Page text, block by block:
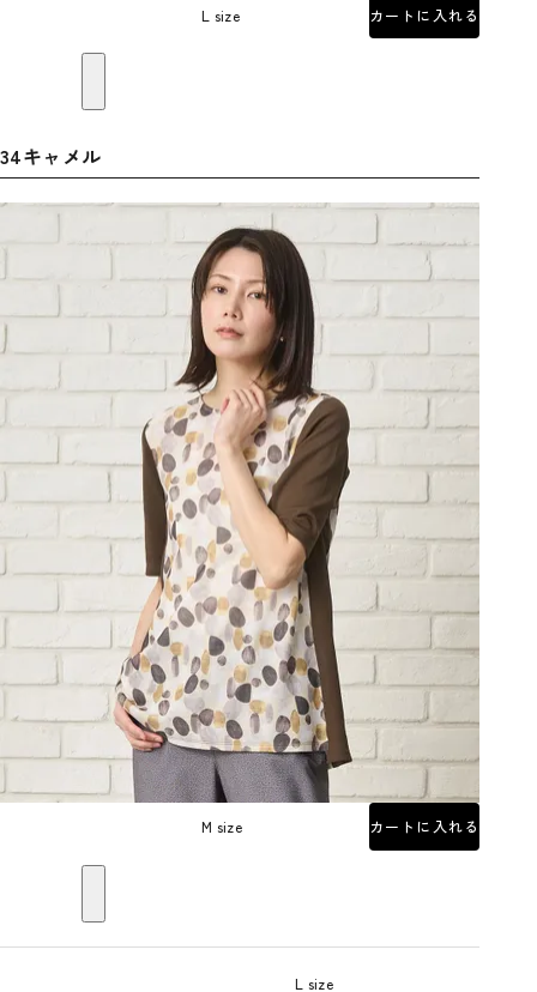
L size カートに入れる
34キャメル
M size カートに入れる
L size